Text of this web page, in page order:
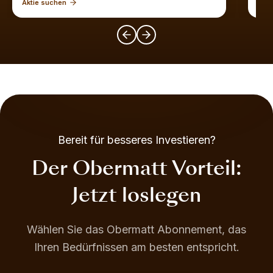
Aktie suchen
Bereit für besseres Investieren?
Der Obermatt Vorteil:
Jetzt loslegen
Wählen Sie das Obermatt Abonnement, das
Ihren Bedürfnissen am besten entspricht.